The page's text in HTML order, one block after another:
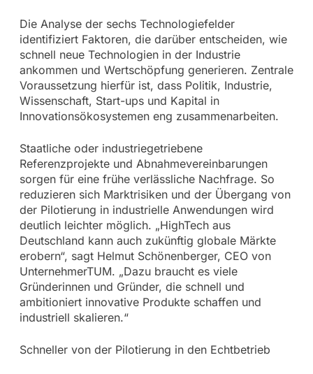
Die Analyse der sechs Technologiefelder
identifiziert Faktoren, die darüber entscheiden, wie
schnell neue Technologien in der Industrie
ankommen und Wertschöpfung generieren. Zentrale
Voraussetzung hierfür ist, dass Politik, Industrie,
Wissenschaft, Start-ups und Kapital in
Innovationsökosystemen eng zusammenarbeiten.
Staatliche oder industriegetriebene
Referenzprojekte und Abnahmevereinbarungen
sorgen für eine frühe verlässliche Nachfrage. So
reduzieren sich Marktrisiken und der Übergang von
der Pilotierung in industrielle Anwendungen wird
deutlich leichter möglich. „HighTech aus
Deutschland kann auch zukünftig globale Märkte
erobern“, sagt Helmut Schönenberger, CEO von
UnternehmerTUM. „Dazu braucht es viele
Gründerinnen und Gründer, die schnell und
ambitioniert innovative Produkte schaffen und
industriell skalieren.“
Schneller von der Pilotierung in den Echtbetrieb